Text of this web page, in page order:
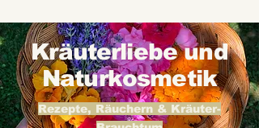
Kräuterliebe und
Naturkosmetik
Rezepte, Räuchern & Kräuter-